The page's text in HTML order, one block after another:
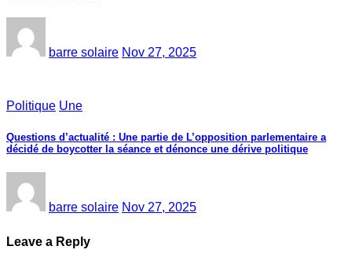
barre solaire Nov 27, 2025
Politique Une
Questions d’actualité : Une partie de L’opposition parlementaire a
décidé de boycotter la séance et dénonce une dérive politique
barre solaire Nov 27, 2025
Leave a Reply